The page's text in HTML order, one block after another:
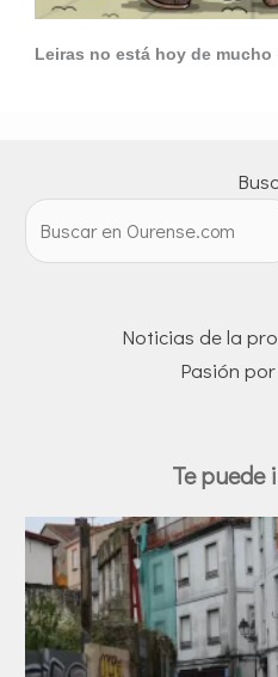
Leiras no está hoy de mucho
Noticias de la
Pasión
Te puede